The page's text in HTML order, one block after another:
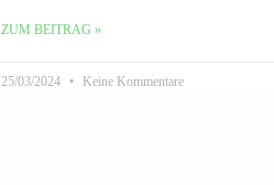
ZUM BEITRAG »
25/03/2024 Keine Kommentare